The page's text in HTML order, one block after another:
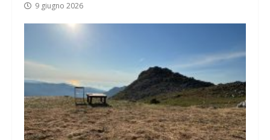
9 giugno 2026